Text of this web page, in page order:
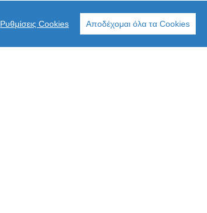
Ρυθμίσεις Cookies Αποδέχομαι όλα τα Cookies